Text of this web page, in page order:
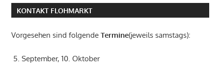
KONTAKT FLOHMARKT
Vorgesehen sind folgende Termine(jeweils samstags):
5. September, 10. Oktober